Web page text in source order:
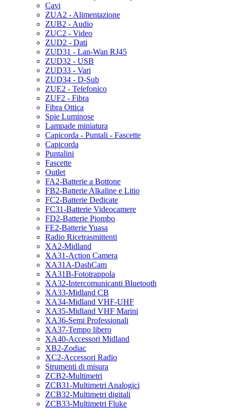
Cavi
ZUA2 - Alimentazione
ZUB2 - Audio
ZUC2 - Video
ZUD2 - Dati
ZUD31 - Lan-Wan RJ45
ZUD32 - USB
ZUD33 - Vari
ZUD34 - D-Sub
ZUE2 - Telefonico
ZUF2 - Fibra
Fibra Ottica
Spie Luminose
Lampade miniatura
Capicorda - Puntali - Fascette
Capicorda
Puntalini
Fascette
Outlet
FA2-Batterie a Bottone
FB2-Batterie Alkaline e Litio
FC2-Batterie Dedicate
FC31-Batterie Videocamere
FD2-Batterie Piombo
FE2-Batterie Yuasa
Radio Ricetrasmittenti
XA2-Midland
XA31-Action Camera
XA31A-DashCam
XA31B-Fototrappola
XA32-Intercomunicanti Bluetooth
XA33-Midland CB
XA34-Midland VHF-UHF
XA35-Midland VHF Marini
XA36-Semi Professionali
XA37-Tempo libero
XA40-Accessori Midland
XB2-Zodiac
XC2-Accessori Radio
Strumenti di misura
ZCB2-Multimetri
ZCB31-Multimetri Analogici
ZCB32-Multimetri digitali
ZCB33-Multimetri Fluke